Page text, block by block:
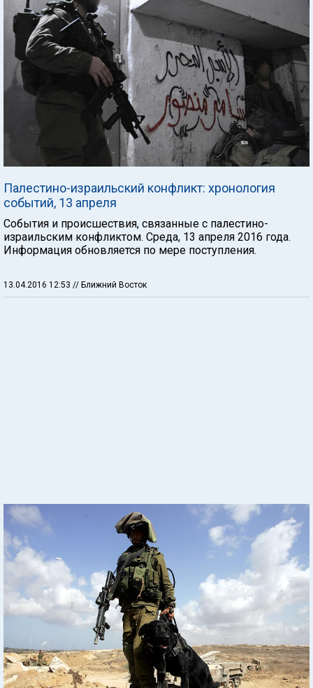
Палестино-израильский конфликт: хронология
событий, 13 апреля
События и происшествия, связанные с палестино-
израильским конфликтом. Среда, 13 апреля 2016 года.
Информация обновляется по мере поступления.
13.04.2016 12:53 // Ближний Восток